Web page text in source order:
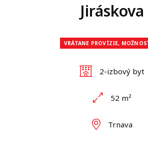
Jiráskova
VRÁTANE PROVÍZIE,
2-izbový byt
52 m²
Trnava